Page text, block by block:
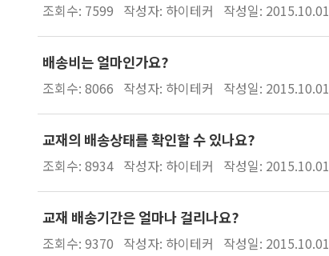
조회수: 7599 작성자: 하이테커 작성일: 2015.10.01
배송비는 얼마인가요?
조회수: 8066 작성자: 하이테커 작성일: 2015.10.01
교재의 배송상태를 확인할 수 있나요?
조회수: 8934 작성자: 하이테커 작성일: 2015.10.01
교재 배송기간은 얼마나 걸리나요?
조회수: 9370 작성자: 하이테커 작성일: 2015.10.01